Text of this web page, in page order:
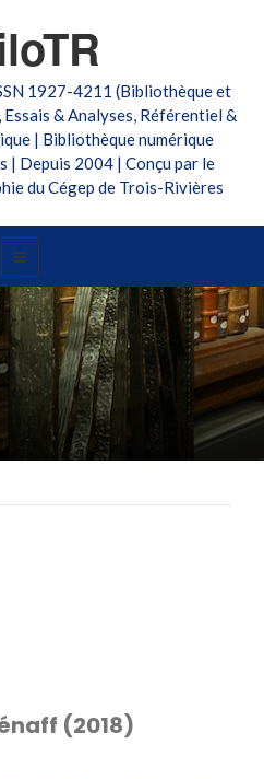
1927-4211 (Bibliothèque et
& Analyses, Référentiel &
| Bibliothèque numérique
| Depuis 2004 | Conçu par le
du Cégep de Trois-Rivières
(2018)